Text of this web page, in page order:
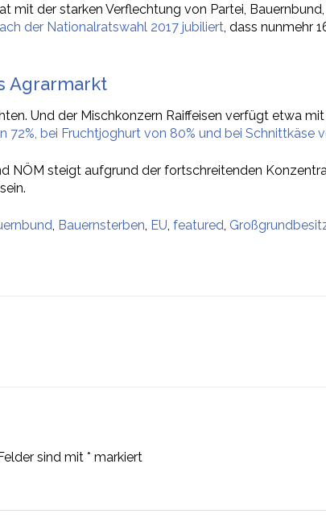
mit der starken Verflechtung von Partei,
der Nationalratswahl 2017 jubiliert , dass nunmehr
Agrarmarkt
Und der Mischkonzern Raiffeisen verfügt etwa
bei Fruchtjoghurt von 80% und bei Schnittkäse
NÖM steigt aufgrund der fortschreitenden
Bauernsterben EU featured
sind mit * markiert